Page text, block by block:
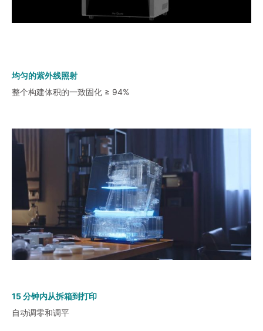
均匀的紫外线照射
整个构建体积的一致固化 ≥ 94%
15 分钟内从拆箱到打印
自动调零和调平